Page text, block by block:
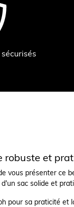
robuste et
vous présenter ce
d'un sac solide et
pour sa praticité et